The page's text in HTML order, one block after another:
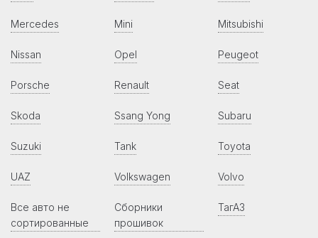
Mercedes Mini Mitsubishi
Nissan Opel Peugeot
Porsche Renault Seat
Skoda Ssang Yong Subaru
Suzuki Tank Toyota
UAZ Volkswagen Volvo
Все авто не
сортированные
Сборники
прошивок
ТагАЗ